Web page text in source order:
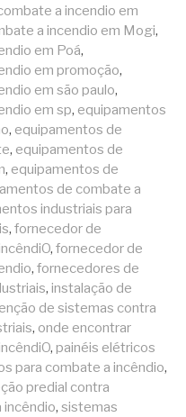
a incendio em
a incendio em Mogi,
em Poá,
em promoção,
em são paulo,
em sp, equipamentos
, equipamentos de
, equipamentos de
, equipamentos de
de combate a
industriais para
, fornecedor de
, fornecedor de
, fornecedores de
, instalação de
de sistemas contra
, onde encontrar
, painéis elétricos
para combate a incêndio,
predial contra
, sistemas